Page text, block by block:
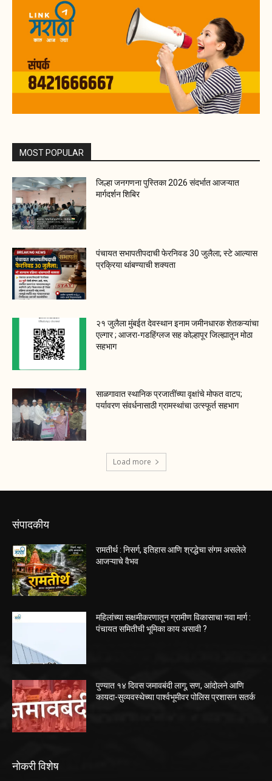
MOST POPULAR
जिल्हा जनगणना पुस्तिका 2026 संदर्भात आजऱ्यात
मार्गदर्शन शिबिर
पंचायत सभापतीपदाची फेरनिवड 30 जुलैला; स्टे आल्यास
प्रक्रिया थांबण्याची शक्यता
२१ जुलैला मुंबईत देवस्थान इनाम जमीनधारक शेतकऱ्यांचा
एल्गार ; आजरा-गडहिंग्लज सह कोल्हापूर जिल्ह्यातून मोठा
सहभाग
साळगावात स्थानिक प्रजातींच्या वृक्षांचे मोफत वाटप;
पर्यावरण संवर्धनासाठी ग्रामस्थांचा उत्स्फूर्त सहभाग
Load more
संपादकीय
रामतीर्थ : निसर्ग, इतिहास आणि श्रद्धेचा संगम असलेले
आजऱ्याचे वैभव
महिलांच्या सक्षमीकरणातून ग्रामीण विकासाचा नवा मार्ग :
पंचायत समितीची भूमिका काय असावी ?
पुण्यात १४ दिवस जमावबंदी लागू; सण, आंदोलने आणि
कायदा-सुव्यवस्थेच्या पार्श्वभूमीवर पोलिस प्रशासन सतर्क
नोकरी विशेष